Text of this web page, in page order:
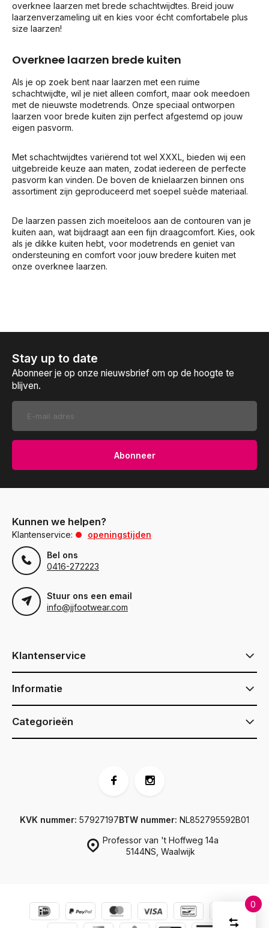
overknee laarzen met brede schachtwijdtes. Breid jouw
laarzenverzameling uit en kies voor écht comfortabele plus
size laarzen!
Overknee laarzen brede kuiten
Als je op zoek bent naar laarzen met een ruime
schachtwijdte, wil je niet alleen comfort, maar ook meedoen
met de nieuwste modetrends. Onze speciaal ontworpen
laarzen voor brede kuiten zijn perfect afgestemd op jouw
eigen pasvorm.
Met schachtwijdtes variërend tot wel XXXL, bieden wij een
uitgebreide keuze aan maten, zodat iedereen de perfecte
pasvorm kan vinden. De boven de knielaarzen binnen ons
assortiment zijn geproduceerd met soepel suède materiaal.
De laarzen passen zich moeiteloos aan de contouren van je
kuiten aan, wat bijdraagt aan een fijn draagcomfort. Kies, ook
als je dikke kuiten hebt, voor modetrends en geniet van
ondersteuning en comfort voor jouw bredere kuiten met
onze overknee laarzen.
Stay up to date
Abonneer je op onze nieuwsbrief om op de hoogte te
blijven.
Abonneer
Kunnen we helpen?
Klantenservice:
openingstijden
Bel ons
0416-272223
Stuur ons een email
info@jjfootwear.com
Klantenservice
Informatie
Categorieën
Professor van 't Hoffweg 14a
5144NS, Waalwijk
KVK nummer: 57927197BTW nummer: NL852795592B01
0
Vergelijk
Start